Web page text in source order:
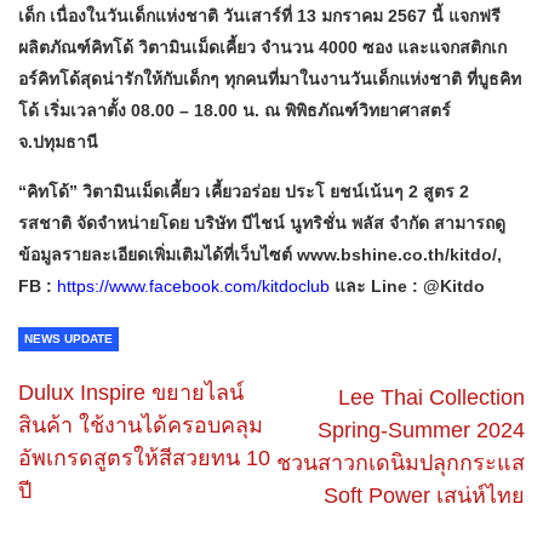
เด็ก เนื่องในวันเด็กแห่งชาติ วันเสาร์ที่ 13 มกราคม 2567 นี้ แจกฟรี
ผลิตภัณฑ์คิทโด้ วิตามินเม็ดเคี้ยว จำนวน 4000 ซอง และแจกสติกเก
อร์คิทโด้สุดน่ารักให้กับเด็กๆ ทุกคนที่มาในงานวันเด็กแห่งชาติ ที่บูธคิท
โด้ เริ่มเวลาตั้ง 08.00 – 18.00 น. ณ พิพิธภัณฑ์วิทยาศาสตร์
จ.ปทุมธานี
“คิทโด้” วิตามินเม็ดเคี้ยว เคี้ยวอร่อย ประโ ยชน์เน้นๆ 2 สูตร 2
รสชาติ จัดจำหน่ายโดย บริษัท บีไชน์ นูทริชั่น พลัส จำกัด สามารถดู
ข้อมูลรายละเอียดเพิ่มเติมได้ที่เว็บไซต์ www.bshine.co.th/kitdo/,
FB : https://www.facebook.com/kitdoclub และ Line : @Kitdo
NEWS UPDATE
Dulux Inspire ขยายไลน์
สินค้า ใช้งานได้ครอบคลุม
อัพเกรดสูตรให้สีสวยทน 10
ปี
Lee Thai Collection
Spring-Summer 2024
ชวนสาวกเดนิมปลุกกระแส
Soft Power เสน่ห์ไทย